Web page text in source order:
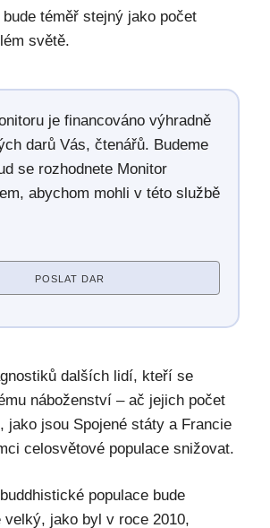
téměř stejný jako počet
světě.
je financováno výhradně
darů Vás, čtenářů. Budeme
se rozhodnete Monitor
abychom mohli v této službě
POSLAT DAR
dalších lidí, kteří se
náboženství – ač jejich počet
jako jsou Spojené státy a Francie
celosvětové populace snižovat.
populace bude
velký, jako byl v roce 2010,